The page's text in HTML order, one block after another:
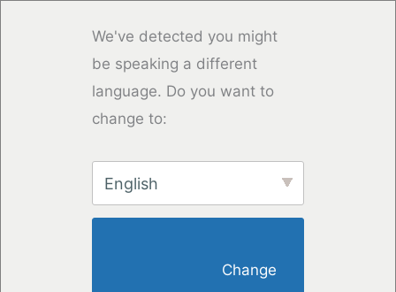
We've detected you might
be speaking a different
language. Do you want to
change to:
English